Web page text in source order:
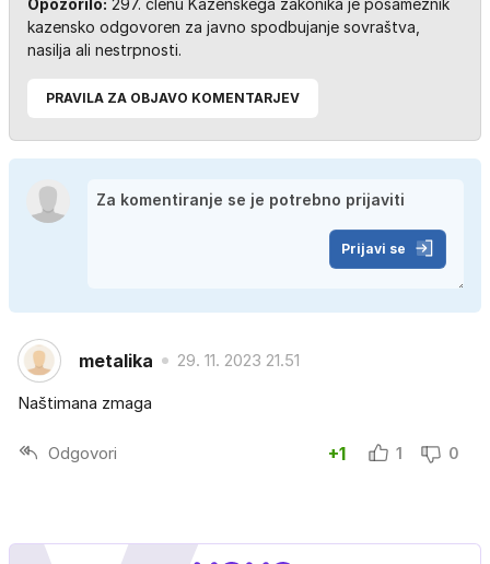
Opozorilo: 297. členu Kazenskega zakonika je posameznik
kazensko odgovoren za javno spodbujanje sovraštva,
nasilja ali nestrpnosti.
PRAVILA ZA OBJAVO KOMENTARJEV
Prijavi se
metalika 29. 11. 2023 21.51
Naštimana zmaga
Odgovori +1 1 0